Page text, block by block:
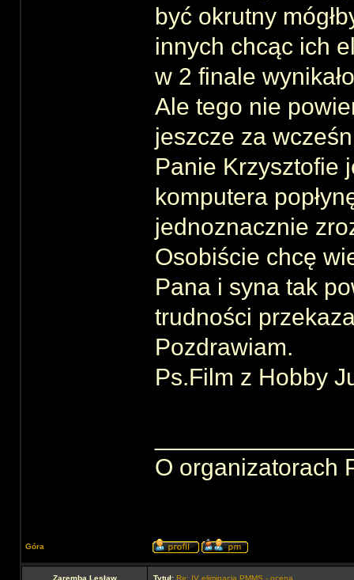
być okrutny
innych chcąc ich
w 2 finale
Ale tego nie
jeszcze za
Panie Krzysztofie
komputera
jednoznacznie
Osobiście chcę
Pana i syna tak
trudności
Pozdrawiam.
Ps.Film z Hobby
O organizatorach
Góra
Zaremba Lesław Tytuł: Re: IV eliminacja PMMS - ocena